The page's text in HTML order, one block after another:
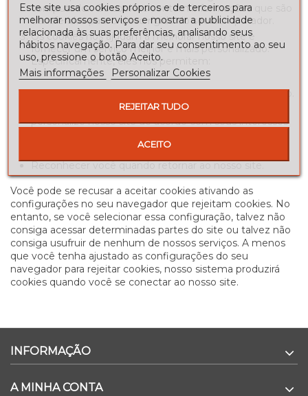
computador. Os cookies contêm informações que são
transferidas para o disco rígido do seu computador.
Os cookies nos ajudam a melhorar nosso site e
fornecer um serviço melhor e mais personalizado.
Especificamente, eles nos permitem:
Faça uma estimativa sobre números e padrões de uso.
Armazene informações sobre suas preferências e
personalize nosso site de acordo com seus interesses
Acelere suas pesquisas
Reconhecer você quando retornar ao nosso site.
Você pode se recusar a aceitar cookies ativando as
configurações no seu navegador que rejeitam cookies. No
entanto, se você selecionar essa configuração, talvez não
consiga acessar determinadas partes do site ou talvez não
consiga usufruir de nenhum de nossos serviços. A menos
que você tenha ajustado as configurações do seu
navegador para rejeitar cookies, nosso sistema produzirá
cookies quando você se conectar ao nosso site.
INFORMAÇÃO
A MINHA CONTA
Este site usa cookies próprios e de terceiros para
melhorar nossos serviços e mostrar a publicidade
relacionada às suas preferências, analisando seus
hábitos navegação. Para dar seu consentimento ao seu
uso, pressione o botão Aceito.
Mais informações
Personalizar Cookies
REJEITAR TUDO
ACEITO